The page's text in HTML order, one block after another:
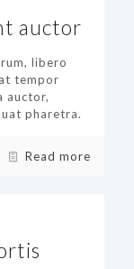
auctor
libero
tempor
auctor,
pharetra.
Read more